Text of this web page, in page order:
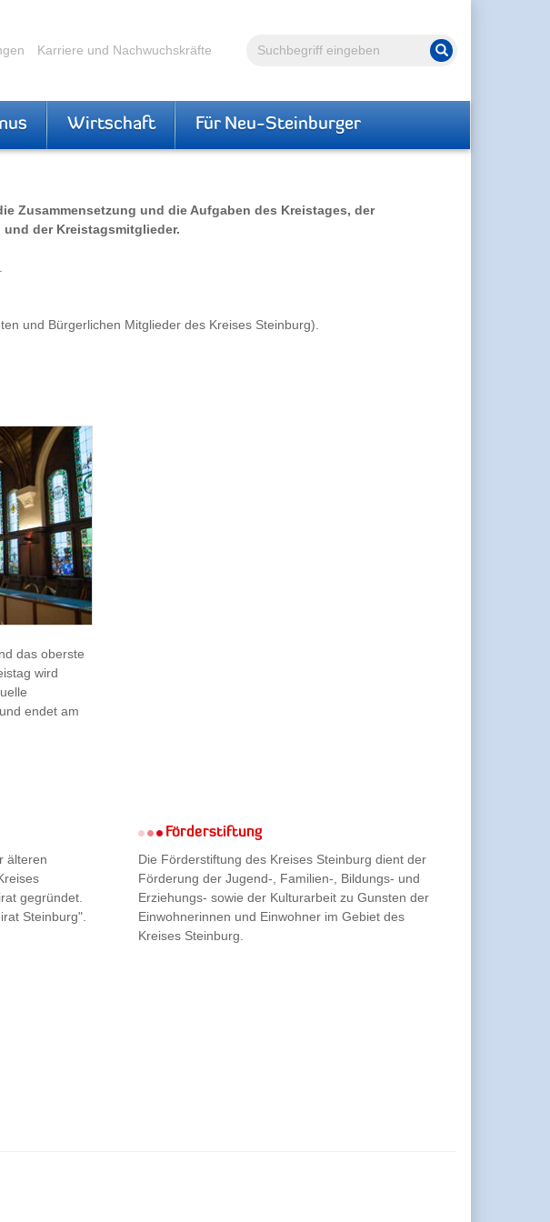
Volltextsuche Suche starten
Karriere und Nachwuchskräfte
Wirtschaft Für Neu-Steinburger
Zusammensetzung und die Aufgaben des Kreistages, der
der Kreistagsmitglieder.
und Bürgerlichen Mitglieder des Kreises Steinburg).
das oberste
wird
endet am
älteren
gegründet.
Steinburg".
Förderstiftung
Die Förderstiftung des Kreises Steinburg dient der
Förderung der Jugend-, Familien-, Bildungs- und
Erziehungs- sowie der Kulturarbeit zu Gunsten der
Einwohnerinnen und Einwohner im Gebiet des
Kreises Steinburg.